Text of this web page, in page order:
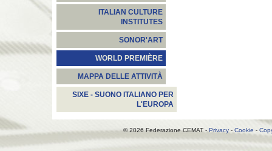
ITALIAN CULTURE
INSTITUTES
SONOR'ART
WORLD PREMIÈRE
MAPPA DELLE ATTIVITÀ
SIXE - SUONO ITALIANO PER
L'EUROPA
© 2026 Federazione CEMAT -Privacy - Cookie -